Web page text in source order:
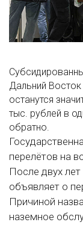
Дальний
останутся
тыс. рублей в
обратно.
перелётов на
После двух
объявляет о
Причиной
наземное